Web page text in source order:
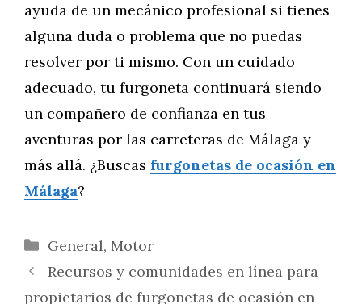
ayuda de un mecánico profesional si tienes
alguna duda o problema que no puedas
resolver por ti mismo. Con un cuidado
adecuado, tu furgoneta continuará siendo
un compañero de confianza en tus
aventuras por las carreteras de Málaga y
más allá. ¿Buscas furgonetas de ocasión en
Málaga?
Categorías
General, Motor
Recursos y comunidades en línea para
propietarios de furgonetas de ocasión en